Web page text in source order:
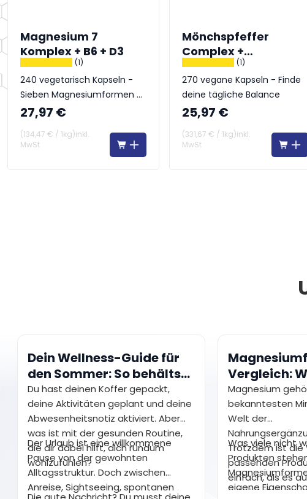
Magnesium 7
Komplex + B6 + D3
(1)
240 vegetarisch Kapseln -
Sieben Magnesiumformen –
ein Komplex
27,97 €
(134,47 € / 1kg)inkl.
MwSt
Mönchspfeffer
Complex +
Frauenmantel
(1)
270 vegane Kapseln - Finde
deine tägliche Balance
25,97 €
(331,67 € / 1kg)inkl.
MwSt
Dein Wellness-Guide für
den Sommer: So behältst
du im Urlaub gesunde
Gewohnheiten bei
Du hast deinen Koffer gepackt,
deine Aktivitäten geplant und deine
Abwesenheitsnotiz aktiviert. Aber
was ist mit der gesunden Routine,
die dir dabei hilft, dich rundum
wohlzufühlen?
Der Urlaub ist eine willkommene
Pause von der gewohnten
Alltagsstruktur. Doch zwischen
Anreise, Sightseeing, spontanen
Vergleich:
zu dir?
Magnesium
bekanntesten
Welt der
Trotzdem ist die
passenden
einfach, als es
scheint. Schon
Was viele nicht
Produkten
eigene